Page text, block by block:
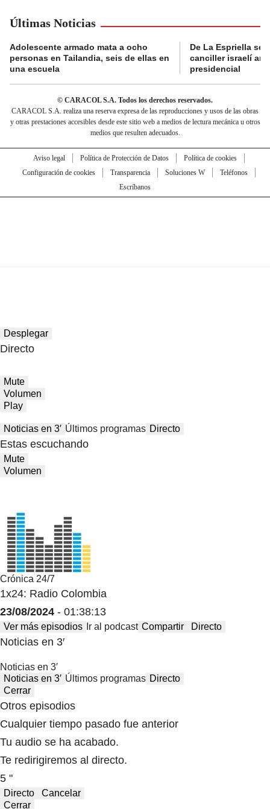
Últimas Noticias
Adolescente armado mata a ocho
personas en Tailandia, seis de ellas en
una escuela
De La Espriella se
canciller israelí
presidencial
© CARACOL S.A. Todos los derechos reservados.
CARACOL S.A. realiza una reserva expresa de las reproducciones y usos de las obras
y otras prestaciones accesibles desde este sitio web a medios de lectura mecánica u otros
medios que resulten adecuados.
Aviso legal Política de Protección de Datos
Política de cookies
Configuración de cookies
Transparencia Soluciones W
Teléfonos
Escríbanos
Desplegar
Directo
Mute
Volumen
Play
Noticias en 3′ Últimos programas Directo
Estas escuchando
Mute
Volumen
Crónica 24/7
1x24: Radio Colombia
23/08/2024 - 01:38:13
Ver más episodios Ir al podcast Compartir Directo
Noticias en 3′
Noticias en 3′
Noticias en 3′ Últimos programas Directo
Cerrar
Otros episodios
Cualquier tiempo pasado fue anterior
Tu audio se ha acabado.
Te redirigiremos al directo.
5 "
Directo
Cancelar
Cerrar